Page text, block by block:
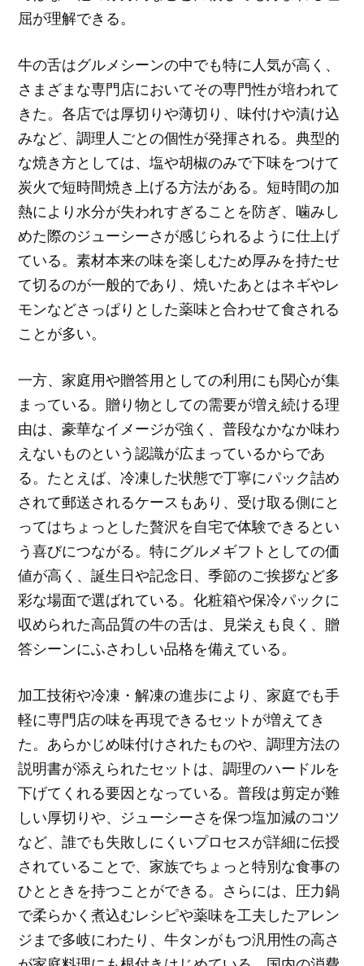
屈が理解できる。
牛の舌はグルメシーンの中でも特に人気が高く、
さまざまな専門店においてその専門性が培われて
きた。各店では厚切りや薄切り、味付けや漬け込
みなど、調理人ごとの個性が発揮される。典型的
な焼き方としては、塩や胡椒のみで下味をつけて
炭火で短時間焼き上げる方法がある。短時間の加
熱により水分が失われすぎることを防ぎ、噛みし
めた際のジューシーさが感じられるように仕上げ
ている。素材本来の味を楽しむため厚みを持たせ
て切るのが一般的であり、焼いたあとはネギやレ
モンなどさっぱりとした薬味と合わせて食される
ことが多い。
一方、家庭用や贈答用としての利用にも関心が集
まっている。贈り物としての需要が増え続ける理
由は、豪華なイメージが強く、普段なかなか味わ
えないものという認識が広まっているからであ
る。たとえば、冷凍した状態で丁寧にパック詰め
されて郵送されるケースもあり、受け取る側にと
ってはちょっとした贅沢を自宅で体験できるとい
う喜びにつながる。特にグルメギフトとしての価
値が高く、誕生日や記念日、季節のご挨拶など多
彩な場面で選ばれている。化粧箱や保冷パックに
収められた高品質の牛の舌は、見栄えも良く、贈
答シーンにふさわしい品格を備えている。
加工技術や冷凍・解凍の進歩により、家庭でも手
軽に専門店の味を再現できるセットが増えてき
た。あらかじめ味付けされたものや、調理方法の
説明書が添えられたセットは、調理のハードルを
下げてくれる要因となっている。普段は剪定が難
しい厚切りや、ジューシーさを保つ塩加減のコツ
など、誰でも失敗しにくいプロセスが詳細に伝授
されていることで、家族でちょっと特別な食事の
ひとときを持つことができる。さらには、圧力鍋
で柔らかく煮込むレシピや薬味を工夫したアレン
ジまで多岐にわたり、牛タンがもつ汎用性の高さ